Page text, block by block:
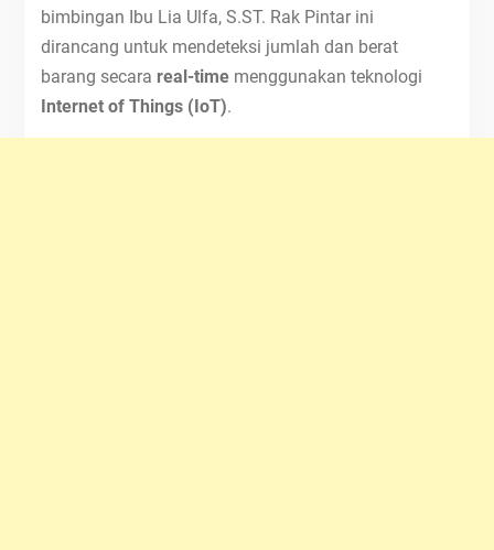
bimbingan Ibu Lia Ulfa, S.ST. Rak Pintar ini
dirancang untuk mendeteksi jumlah dan berat
barang secara real-timemenggunakan teknologi
Internet of Things (IoT).